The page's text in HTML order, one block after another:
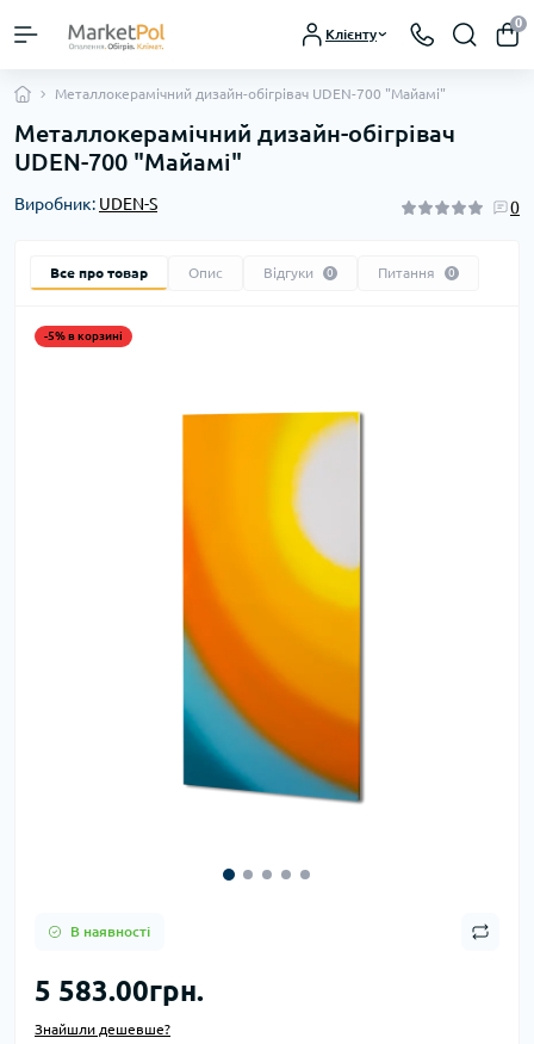
Клієнту
0
Металлокерамічний дизайн-обігрівач UDEN-700 "Майамі"
Металлокерамічний дизайн-обігрівач
UDEN-700 "Майамі"
Виробник: UDEN-S 0
Все про товар Опис Відгуки 0 Питання 0
-5% в корзині
В наявності
5 583.00грн.
Знайшли дешевше?